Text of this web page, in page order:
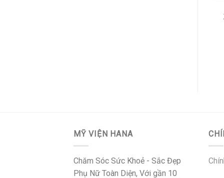
MỸ VIỆN HANA
Chăm Sóc Sức Khoẻ - Sắc Đẹp
Phụ Nữ Toàn Diện, Với gần 10